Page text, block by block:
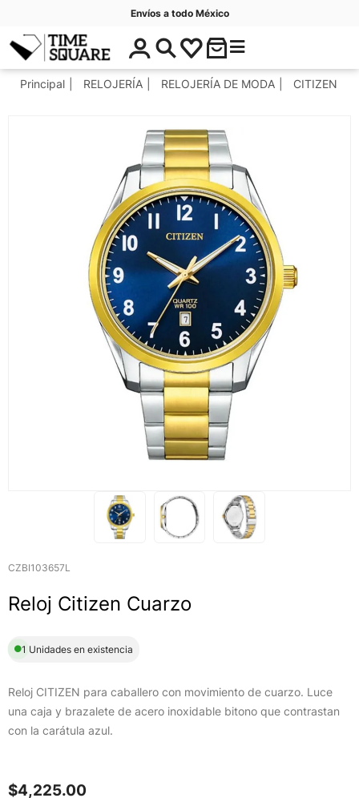
Envíos a todo México
Timesquare
$
0
.
C
t
r
í
a
s
Principal RELOJERÍA RELOJERÍA DE MODA CITIZEN
CZBI103657L
Reloj Citizen Cuarzo
1 Unidades en existencia
Reloj CITIZEN para caballero con movimiento de cuarzo. Luce
una caja y brazalete de acero inoxidable bitono que contrastan
con la carátula azul.
$4,225.00